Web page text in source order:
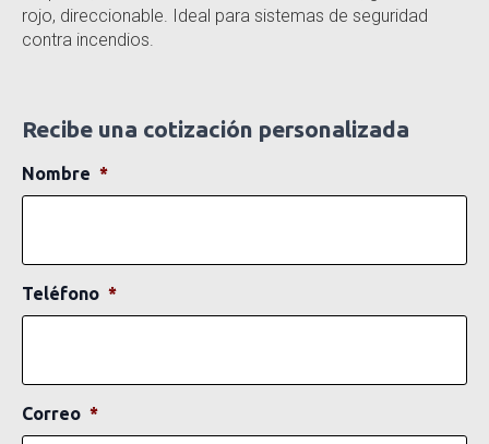
rojo, direccionable. Ideal para sistemas de seguridad
contra incendios.
Recibe una cotización personalizada
Nombre *
Teléfono *
Correo *